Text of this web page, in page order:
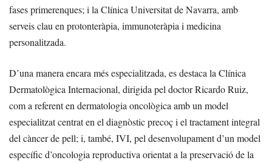
fases primerenques; i la Clínica Universitat de Navarra, amb
serveis clau en protonteràpia, immunoteràpia i medicina
personalitzada.
D’una manera encara més especialitzada, es destaca la Clínica
Dermatològica Internacional, dirigida pel doctor Ricardo Ruiz,
com a referent en dermatologia oncològica amb un model
especialitzat centrat en el diagnòstic precoç i el tractament integral
del càncer de pell; i, també, IVI, pel desenvolupament d’un model
específic d’oncologia reproductiva orientat a la preservació de la